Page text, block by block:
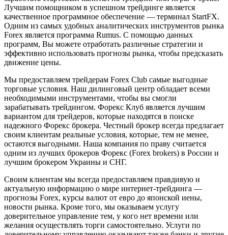
Лучшим помощником в успешном трейдинге является
качественное программное обеспечение — терминал StartFX.
Одним из самых удобных аналитических инструментов рынка
Forex является программа Rumus. С помощью данных
программ, Вы можете отработать различные стратегии и
эффективно использовать прогнозы рынка, чтобы предсказать
движение цены.
Мы предоставляем трейдерам Forex Club самые выгодные
торговые условия. Наш дилинговый центр обладает всеми
необходимыми инструментами, чтобы вы смогли
зарабатывать трейдингом. Форекс Клуб является лучшим
вариантом для трейдеров, которые находятся в поиске
надежного Форекс брокера. Честный брокер всегда предлагает
своим клиентам реальные условия, которые, тем не менее,
остаются выгодными. Наша компания по праву считается
одним из лучших брокеров Форекс (Forex brokers) в России и
лучшим брокером Украины и СНГ.
Своим клиентам мы всегда предоставляем правдивую и
актуальную информацию о мире интернет-трейдинга —
прогнозы Forex, курсы валют от евро до японской иены,
новости рынка. Кроме того, мы оказываем услугу
доверительное управление тем, у кого нет времени или
желания осуществлять торги самостоятельно. Услуги по